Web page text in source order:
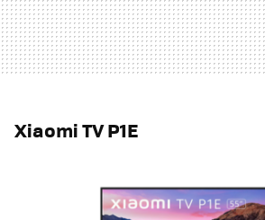
Xiaomi TV P1E